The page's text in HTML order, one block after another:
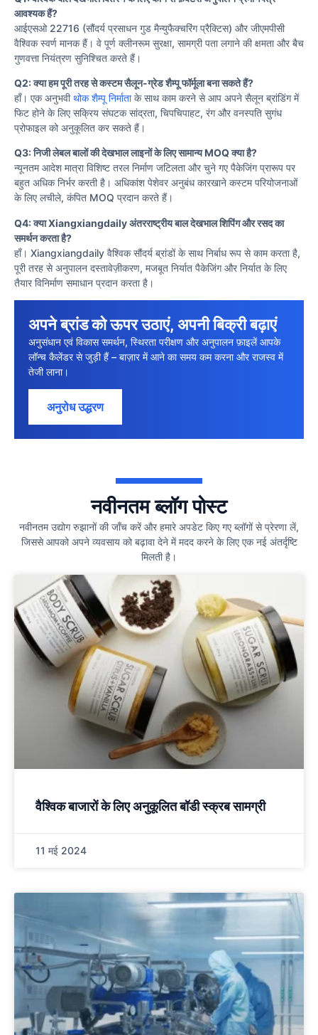
आवश्यक हैं?
आईएसओ 22716 (सौंदर्य प्रसाधन गुड मैन्युफैक्चरिंग प्रैक्टिस) और जीएमपीसी
वैश्विक स्वर्ण मानक हैं। वे पूर्ण क्लीनरूम सुरक्षा, सामग्री पता लगाने की क्षमता और बैच
गुणवत्ता नियंत्रण सुनिश्चित करते हैं।
Q2: क्या हम पूरी तरह से कस्टम सैलून-ग्रेड शैम्पू फॉर्मूला बना सकते हैं?
हाँ। एक अनुभवीथोक शैम्पू निर्माताके साथ काम करने से आप अपने सैलून ब्रांडिंग में
फिट होने के लिए सक्रिय संघटक सांद्रता, चिपचिपाहट, रंग और वनस्पति सुगंध
प्रोफाइल को अनुकूलित कर सकते हैं।
Q3: निजी लेबल बालों की देखभाल लाइनों के लिए सामान्य MOQ क्या है?
न्यूनतम आदेश मात्रा विशिष्ट तरल निर्माण जटिलता और चुने गए पैकेजिंग प्रारूप पर
बहुत अधिक निर्भर करती है। अधिकांश पेशेवर अनुबंध कारखाने कस्टम परियोजनाओं
के लिए लचीले, कंपित MOQ प्रदान करते हैं।
Q4: क्या Xiangxiangdaily अंतरराष्ट्रीय बाल देखभाल शिपिंग और रसद का
समर्थन करता है?
हाँ। Xiangxiangdaily वैश्विक सौंदर्य ब्रांडों के साथ निर्बाध रूप से काम करता है,
पूरी तरह से अनुपालन दस्तावेज़ीकरण, मजबूत निर्यात पैकेजिंग और निर्यात के लिए
तैयार विनिर्माण समाधान प्रदान करता है।
अपने ब्रांड को ऊपर उठाएं, अपनी बिक्री बढ़ाएं
अनुसंधान एवं विकास समर्थन, स्थिरता परीक्षण और अनुपालन फ़ाइलें आपके
लॉन्च कैलेंडर से जुड़ी हैं – बाज़ार में आने का समय कम करना और राजस्व में
तेजी लाना।
अनुरोध उद्धरण
नवीनतम ब्लॉग पोस्ट
नवीनतम उद्योग रुझानों की जाँच करें और हमारे अपडेट किए गए ब्लॉगों से प्रेरणा लें,
जिससे आपको अपने व्यवसाय को बढ़ावा देने में मदद करने के लिए एक नई अंतर्दृष्टि
मिलती है।
वैश्विक बाजारों के लिए अनुकूलित बॉडी स्क्रब सामग्री
11 मई 2024